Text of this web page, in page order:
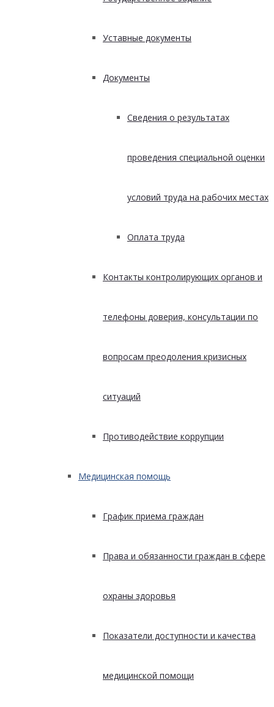
Уставные документы
Документы
Сведения о результатах
проведения специальной оценки
условий труда на рабочих местах
Оплата труда
Контакты контролирующих органов и
телефоны доверия, консультации по
вопросам преодоления кризисных
ситуаций
Противодействие коррупции
Медицинская помощь
График приема граждан
Права и обязанности граждан в сфере
охраны здоровья
Показатели доступности и качества
медицинской помощи